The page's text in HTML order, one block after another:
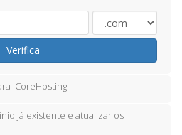
Verifica
iCoreHosting
já existente e atualizar os